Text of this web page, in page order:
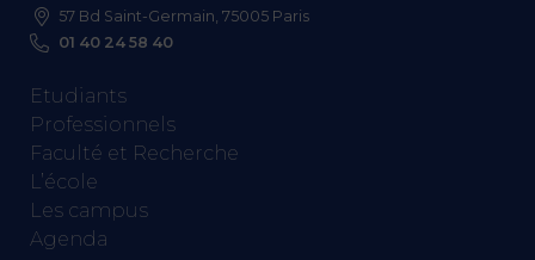
57 Bd Saint-Germain, 75005 Paris
01 40 24 58 40
Etudiants
Professionnels
Faculté et Recherche
L’école
Les campus
Agenda